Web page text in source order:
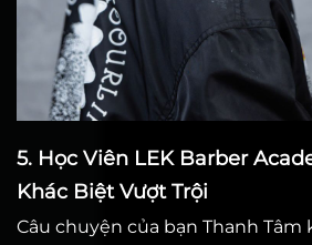
5. Học Viên LEK Barber
Khác Biệt Vượt Trội
Câu chuyện của bạn Thanh